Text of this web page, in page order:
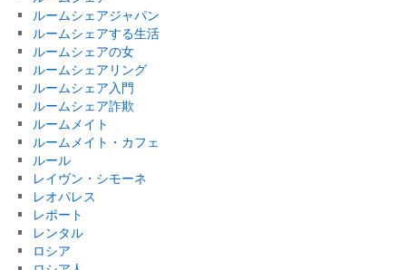
ルームシェアジャパン
ルームシェアする生活
ルームシェアの女
ルームシェアリング
ルームシェア入門
ルームシェア詐欺
ルームメイト
ルームメイト・カフェ
ルール
レイヴン・シモーネ
レオパレス
レポート
レンタル
ロシア